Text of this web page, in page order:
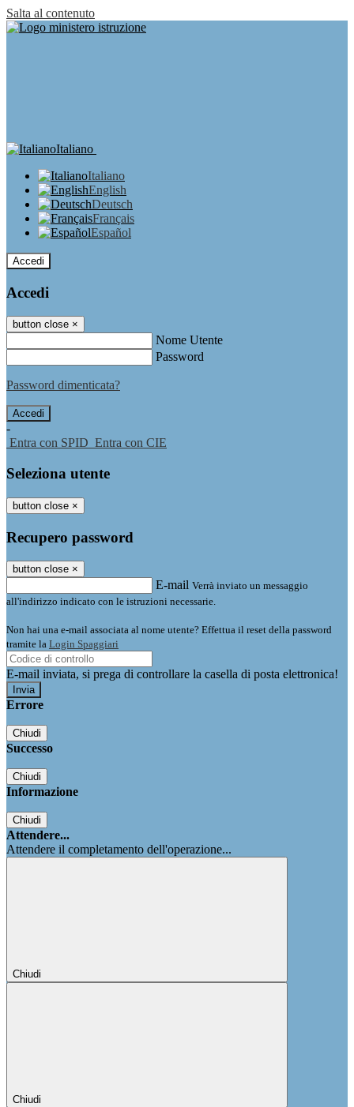
Salta al contenuto
Italiano
Italiano
English
Deutsch
Français
Español
Accedi
Accedi
button close ×
Nome Utente
Password
Password dimenticata?
-
Entra con SPID Entra con CIE
Seleziona utente
button close ×
Recupero password
button close ×
E-mail Verrà inviato un messaggio
all'indirizzo indicato con le istruzioni necessarie.
Non hai una e-mail associata al nome utente? Effettua il reset della password
tramite la Login Spaggiari
E-mail inviata, si prega di controllare la casella di posta elettronica!
Errore
Chiudi
Successo
Chiudi
Informazione
Chiudi
Attendere...
Attendere il completamento dell'operazione...
Chiudi
Chiudi